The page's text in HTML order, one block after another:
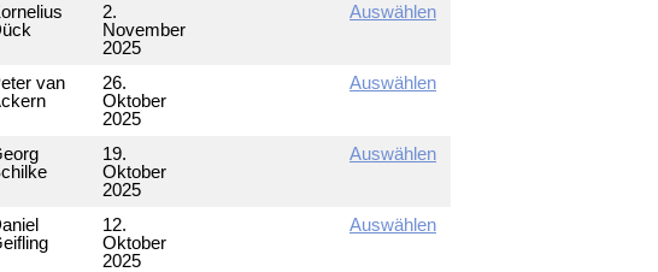
2.
November
2025
Auswählen
van
26.
Oktober
2025
Auswählen
19.
Oktober
2025
Auswählen
12.
Oktober
2025
Auswählen